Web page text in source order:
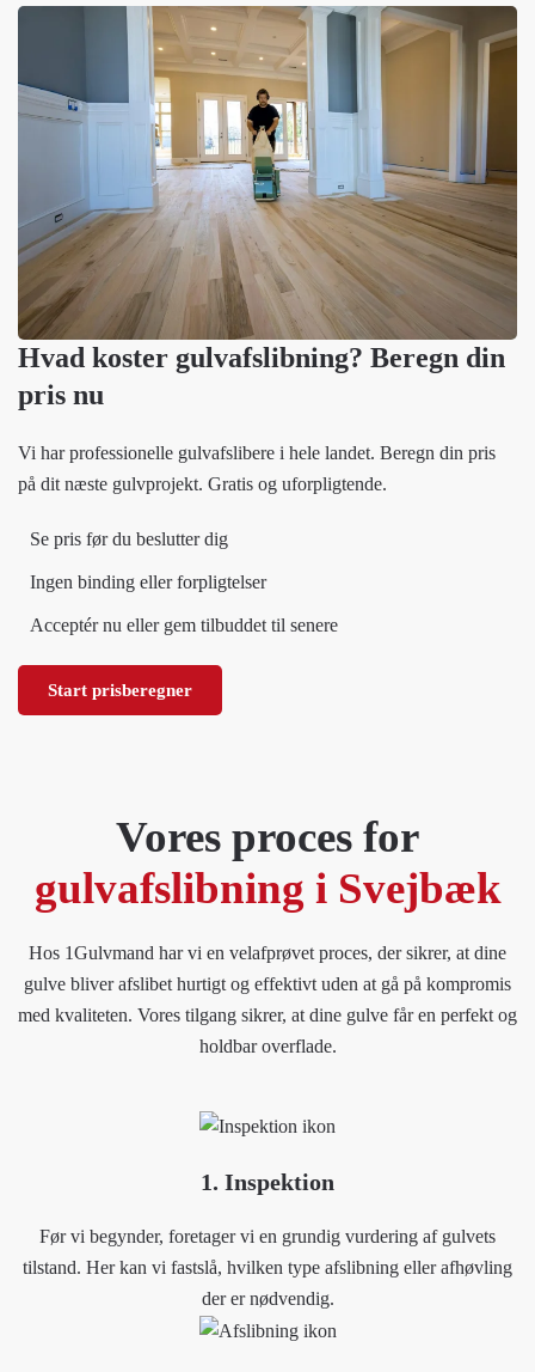
Hvad koster gulvafslibning? Beregn din
pris nu
Vi har professionelle gulvafslibere i hele landet. Beregn din pris
på dit næste gulvprojekt. Gratis og uforpligtende.
Se pris før du beslutter dig
Ingen binding eller forpligtelser
Acceptér nu eller gem tilbuddet til senere
Start prisberegner
Vores proces for
gulvafslibning i Svejbæk
Hos 1Gulvmand har vi en velafprøvet proces, der sikrer, at dine
gulve bliver afslibet hurtigt og effektivt uden at gå på kompromis
med kvaliteten. Vores tilgang sikrer, at dine gulve får en perfekt og
holdbar overflade.
1. Inspektion
Før vi begynder, foretager vi en grundig vurdering af gulvets
tilstand. Her kan vi fastslå, hvilken type afslibning eller afhøvling
der er nødvendig.